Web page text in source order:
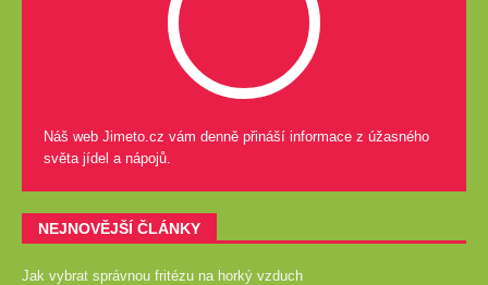
Náš web Jimeto.cz vám denně přináší informace z úžasného
světa jídel a nápojů.
NEJNOVĚJŠÍ ČLÁNKY
Jak vybrat správnou fritézu na horký vzduch